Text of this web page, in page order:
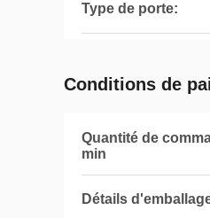
Type de porte:
Conditions de
Quantité de
min
Détails